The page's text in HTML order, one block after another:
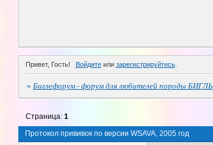
Привет, Гость! Войдитеили зарегистрируйтесь.
» Биглефорум - форум для любителей породы БИГЛЬ
Протокол прививок по версии WSAVA, 2005 год
Страница:1